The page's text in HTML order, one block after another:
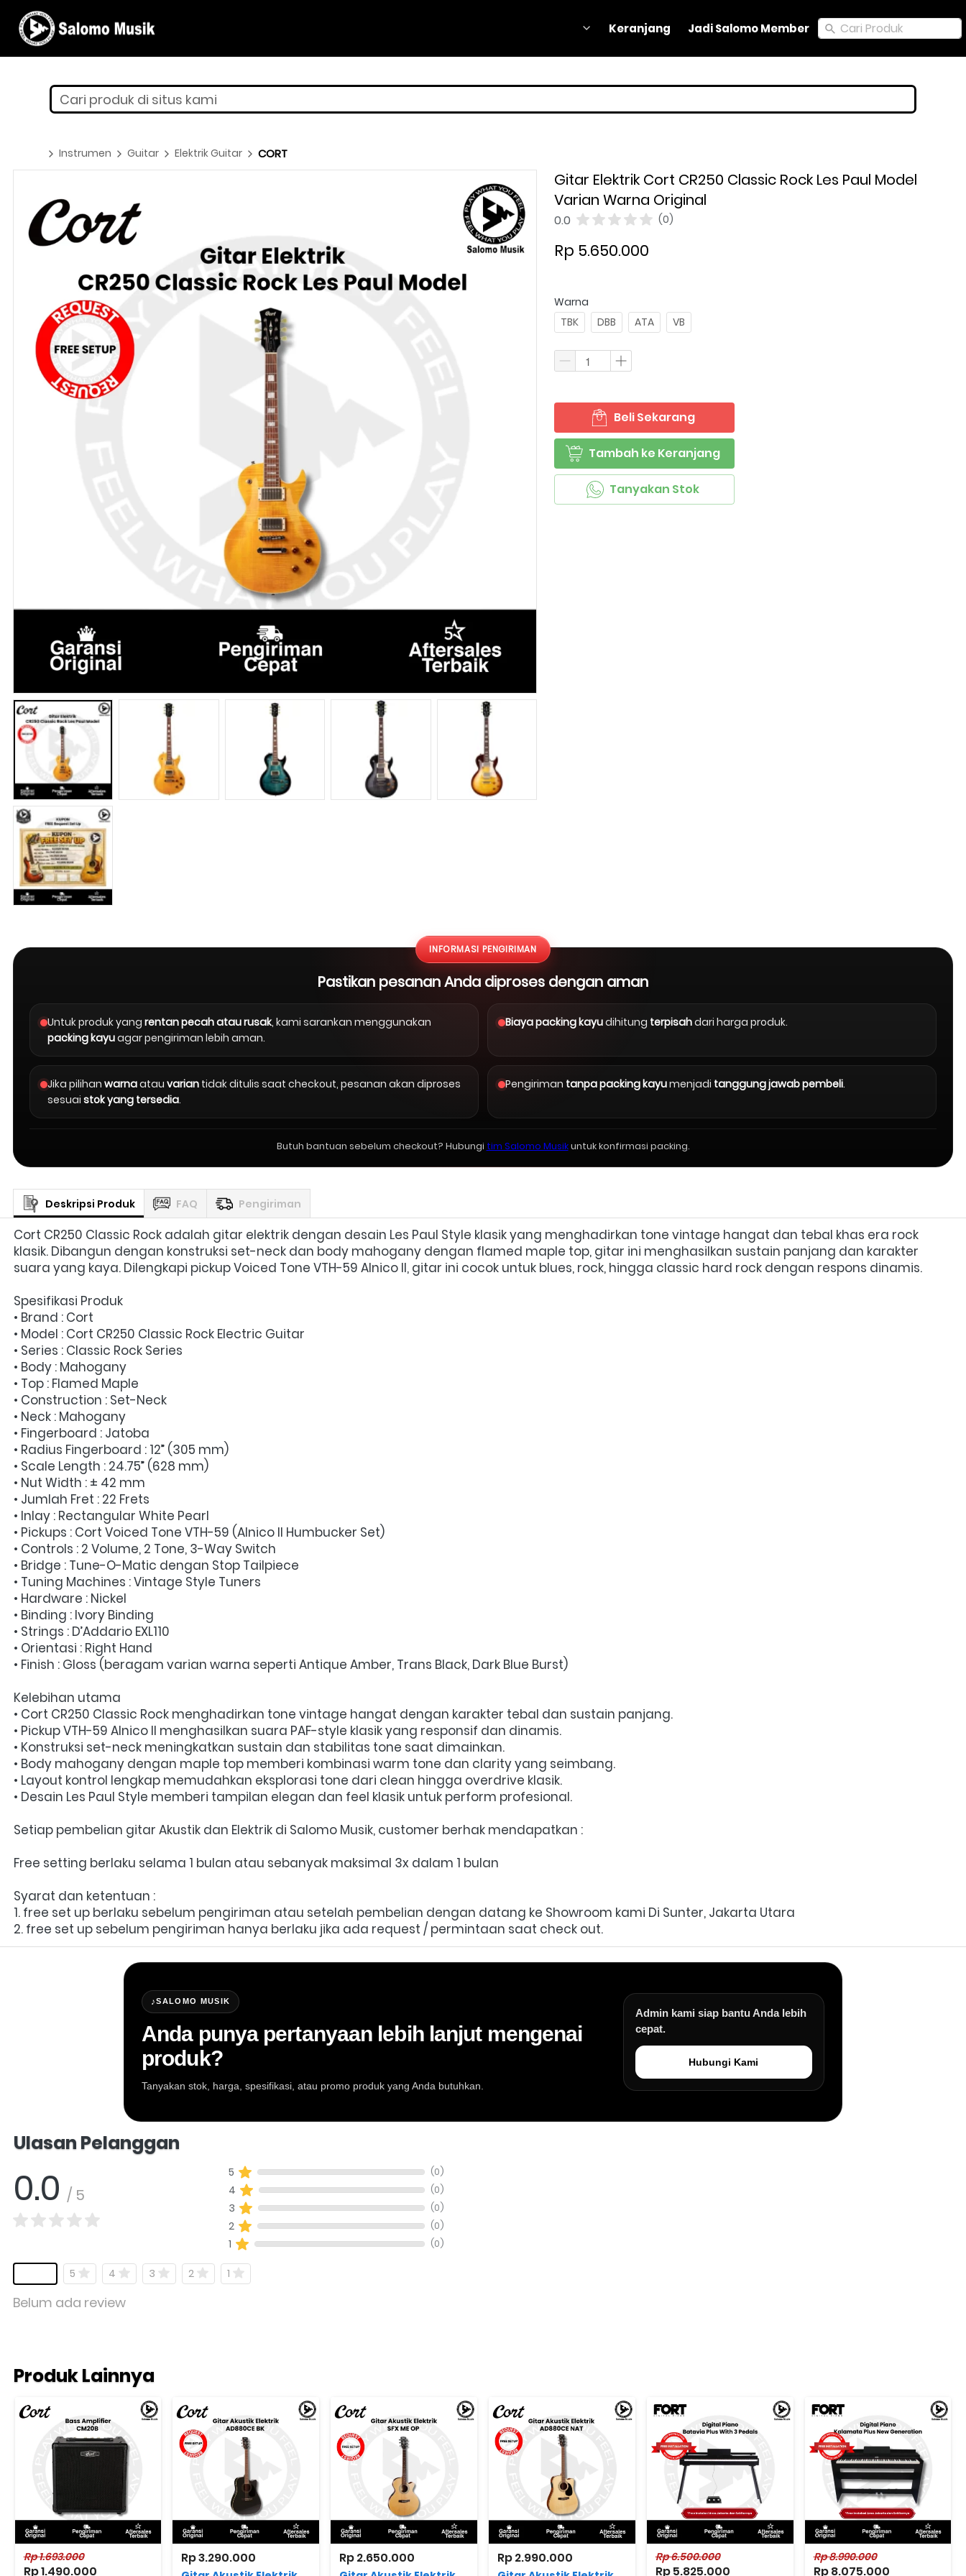
Keranjang Jadi Salomo Member Cari Produk
Keranjang Jadi Salomo Member Cari Produk
Cari produk di situs kami
Instrumen Guitar Elektrik Guitar CORT
Gitar Elektrik Cort CR250 Classic Rock Les Paul Model
Varian Warna Original
0.0 (0)
Rp 5.650.000
Warna
TBK
DBB ATA VB
` Beli Sekarang
` Tambah ke Keranjang
` Tanyakan Stok
INFORMASI PENGIRIMAN
Pastikan pesanan Anda diproses dengan aman
Untuk produk yang rentan pecah atau rusak, kami sarankan menggunakan
packing kayuagar pengiriman lebih aman.
Biaya packing kayudihitung terpisahdari harga produk.
Jika pilihan warnaatau varian tidak ditulis saat checkout, pesanan akan diproses
sesuai stok yang tersedia.
Pengiriman tanpa packing kayumenjadi tanggung jawab pembeli.
Butuh bantuan sebelum checkout? Hubungi tim Salomo Musikuntuk konfirmasi packing.
Deskripsi Produk FAQ Pengiriman
Cort CR250 Classic Rock adalah gitar elektrik dengan desain Les Paul Style klasik yang menghadirkan tone vintage hangat dan tebal khas era rock
klasik. Dibangun dengan konstruksi set-neck dan body mahogany dengan flamed maple top, gitar ini menghasilkan sustain panjang dan karakter
suara yang kaya. Dilengkapi pickup Voiced Tone VTH-59 Alnico II, gitar ini cocok untuk blues, rock, hingga classic hard rock dengan respons dinamis.
Spesifikasi Produk
• Brand : Cort
• Model : Cort CR250 Classic Rock Electric Guitar
• Series : Classic Rock Series
• Body : Mahogany
• Top : Flamed Maple
• Construction : Set-Neck
• Neck : Mahogany
• Fingerboard : Jatoba
• Radius Fingerboard : 12” (305 mm)
• Scale Length : 24.75” (628 mm)
• Nut Width : ± 42 mm
• Jumlah Fret : 22 Frets
• Inlay : Rectangular White Pearl
• Pickups : Cort Voiced Tone VTH-59 (Alnico II Humbucker Set)
• Controls : 2 Volume, 2 Tone, 3-Way Switch
• Bridge : Tune-O-Matic dengan Stop Tailpiece
• Tuning Machines : Vintage Style Tuners
• Hardware : Nickel
• Binding : Ivory Binding
• Strings : D’Addario EXL110
• Orientasi : Right Hand
• Finish : Gloss (beragam varian warna seperti Antique Amber, Trans Black, Dark Blue Burst)
Kelebihan utama
• Cort CR250 Classic Rock menghadirkan tone vintage hangat dengan karakter tebal dan sustain panjang.
• Pickup VTH-59 Alnico II menghasilkan suara PAF-style klasik yang responsif dan dinamis.
• Konstruksi set-neck meningkatkan sustain dan stabilitas tone saat dimainkan.
• Body mahogany dengan maple top memberi kombinasi warm tone dan clarity yang seimbang.
• Layout kontrol lengkap memudahkan eksplorasi tone dari clean hingga overdrive klasik.
• Desain Les Paul Style memberi tampilan elegan dan feel klasik untuk perform profesional.
Setiap pembelian gitar Akustik dan Elektrik di Salomo Musik, customer berhak mendapatkan :
Free setting berlaku selama 1 bulan atau sebanyak maksimal 3x dalam 1 bulan
Syarat dan ketentuan :
1. free set up berlaku sebelum pengiriman atau setelah pembelian dengan datang ke Showroom kami Di Sunter, Jakarta Utara
2. free set up sebelum pengiriman hanya berlaku jika ada request / permintaan saat check out.
♪SALOMO MUSIK
Anda punya pertanyaan lebih lanjut mengenai
produk?
Tanyakan stok, harga, spesifikasi, atau promo produk yang Anda butuhkan.
Admin kami siap bantu Anda lebih
cepat.
Hubungi Kami
Ulasan Pelanggan
0.0 / 5
5 (0)
4 (0)
3 (0)
2 (0)
1 (0)
5 4 3 2 1
Belum ada review
Produk Lainnya
Rp 1.693.000
Rp 1.490.000
Rp 3.290.000 Rp 2.650.000 Rp 2.990.000 Rp 6.500.000
Rp 5.825.000
Rp 8.990.000
Rp 8.075.000